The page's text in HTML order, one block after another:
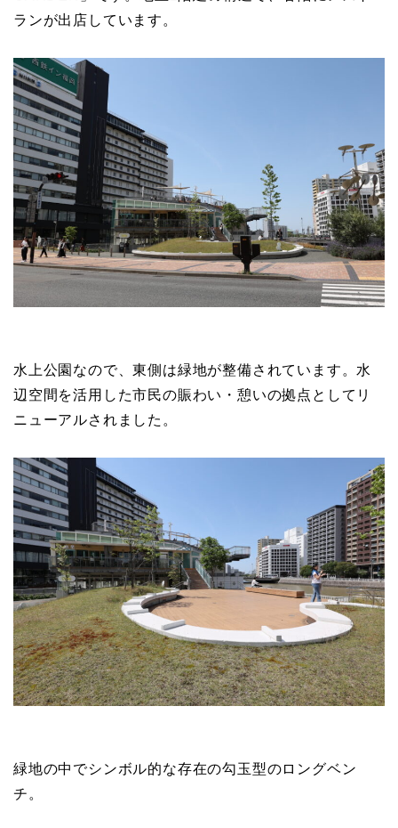
ランが出店しています。
水上公園なので、東側は緑地が整備されています。水
辺空間を活用した市民の賑わい・憩いの拠点としてリ
ニューアルされました。
緑地の中でシンボル的な存在の勾玉型のロングベン
チ。